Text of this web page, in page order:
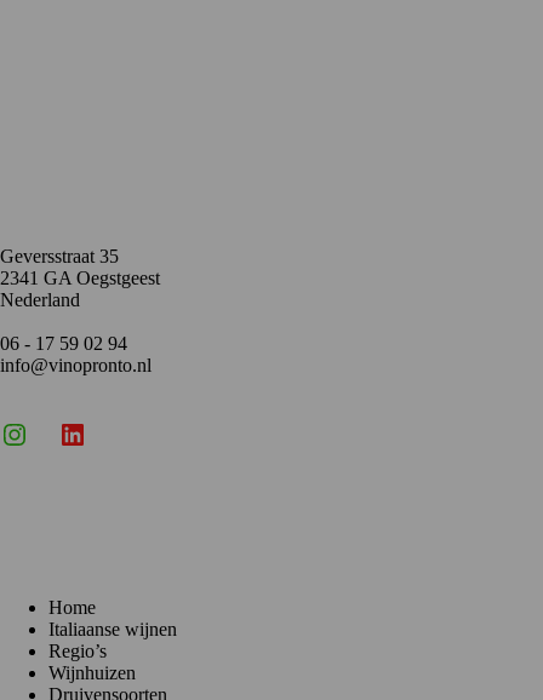
Geversstraat 35
2341 GA Oegstgeest
Nederland
06 - 17 59 02 94
info@vinopronto.nl
InstagramLinkedIn
Home
Italiaanse wijnen
Regio’s
Wijnhuizen
Druivensoorten